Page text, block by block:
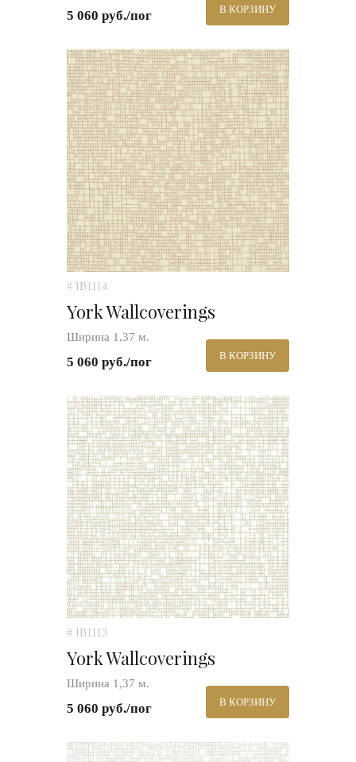
5 060 руб./пог В КОРЗИНУ
# IB1114
York Wallcoverings
Ширина 1,37 м.
5 060 руб./пог В КОРЗИНУ
# IB1113
York Wallcoverings
Ширина 1,37 м.
5 060 руб./пог В КОРЗИНУ